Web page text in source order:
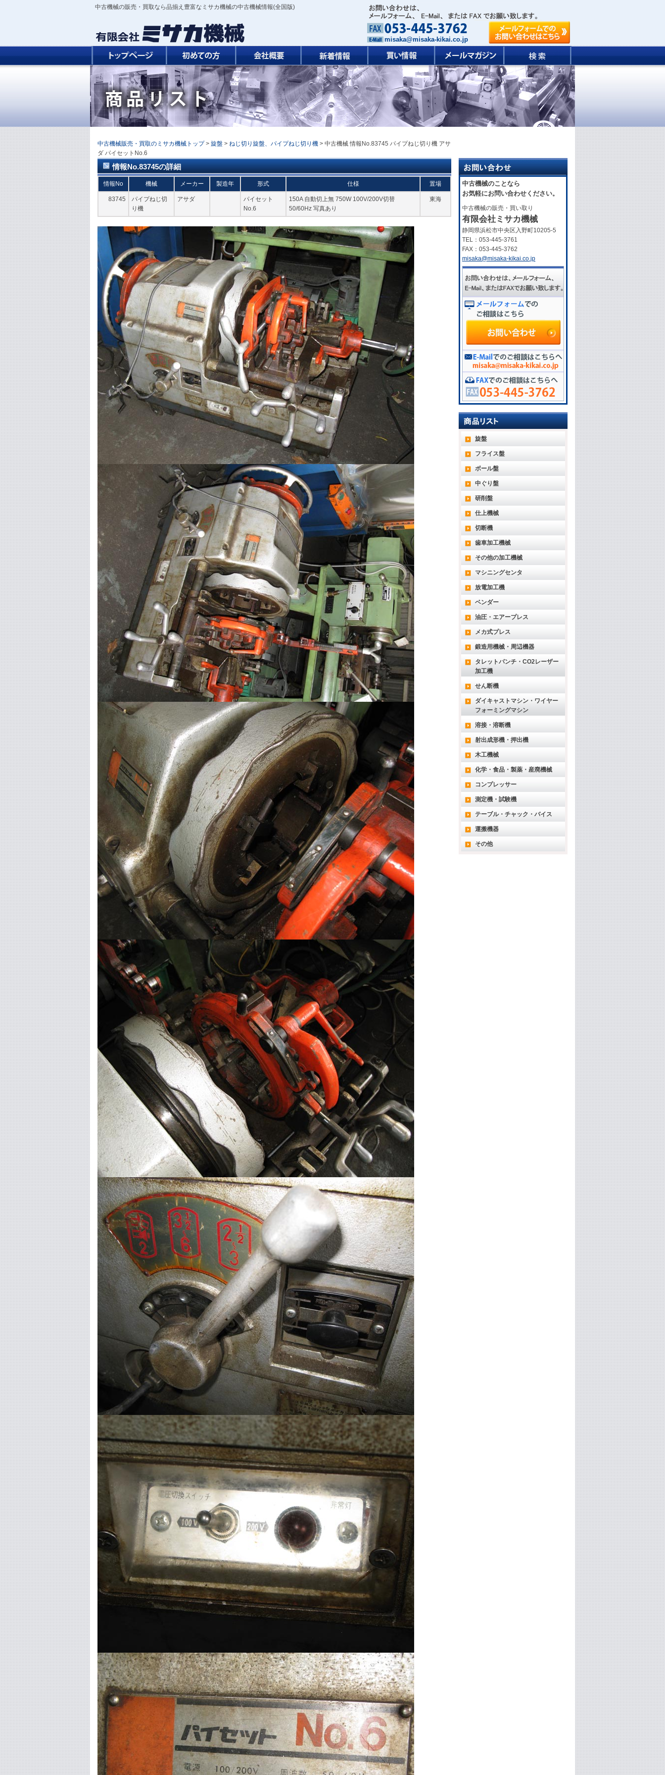
中古機械の販売・買取なら品揃え豊富なミサカ機械の中古機械情報(全国版)
misaka@misaka-kikai.co.jp
中古機械販売・買取のミサカ機械トップ > 旋盤 > ねじ切り旋盤、パイプねじ切り機 > 中古機械 情報No.83745 パイプねじ切り機 アサ
ダ パイセットNo.6
情報No.83745の詳細
情報No 機械 メーカー 製造年 形式 仕様 置場
83745
パイプねじ切
り機
アサダ
パイセット
No.6
150A 自動切上無 750W 100V/200V切替
50/60Hz 写真あり
東海
中古機械のことなら
お気軽にお問い合わせください。
中古機械の販売・買い取り
有限会社ミサカ機械
静岡県浜松市中央区入野町10205-5
TEL：053-445-3761
FAX：053-445-3762
misaka@misaka-kikai.co.jp
旋盤
フライス盤
ボール盤
中ぐり盤
研削盤
仕上機械
切断機
歯車加工機械
その他の加工機械
マシニングセンタ
放電加工機
ベンダー
油圧・エアープレス
メカ式プレス
鍛造用機械・周辺機器
タレットパンチ・CO2レーザー
加工機
せん断機
ダイキャストマシン・ワイヤー
フォーミングマシン
溶接・溶断機
射出成形機・押出機
木工機械
化学・食品・製薬・産廃機械
コンプレッサー
測定機・試験機
テーブル・チャック・バイス
運搬機器
その他